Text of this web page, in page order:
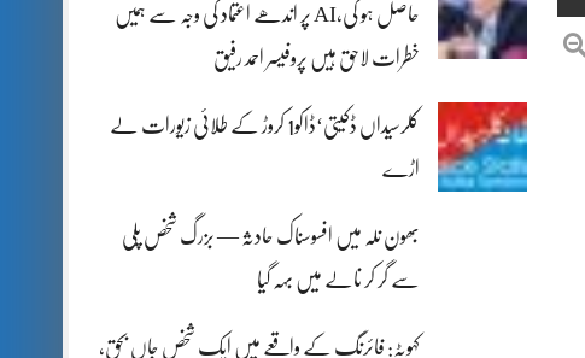
حاصل ہو گی،AI پر اندھے اعتماد کی وجہ سے ہمیں
خطرات لاحق ہیں پروفیسر احمد رفیق
کلرسیداں ڈکیتی‘ڈاکو1 کروڑ کے طلائی زیورات لے
اڑے
بھون نلہ میں افسوسناک حادثہ — بزرگ شخص پلی
سے گر کر نالے میں بہہ گیا
کہوٹہ: فائرنگ کے واقعے میں ایک شخص جاں بحق،